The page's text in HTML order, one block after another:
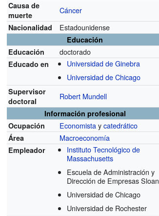
Causa de
muerte
Cáncer
Nacionalidad Estadounidense
Educación
Educación
doctorado
Educado en
Universidad de Ginebra
Universidad de Chicago
Supervisor
doctoral
Robert Mundell
Información profesional
Ocupación
Economistaycatedrático
Área Macroeconomía
Empleador
Instituto Tecnológico de
Massachusetts
Escuela de Administración y
Dirección de Empresas Sloan
Universidad de Chicago
Universidad de Rochester